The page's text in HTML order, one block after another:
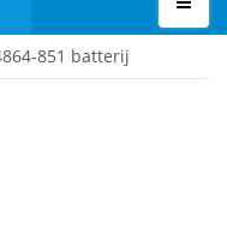
851 batterij